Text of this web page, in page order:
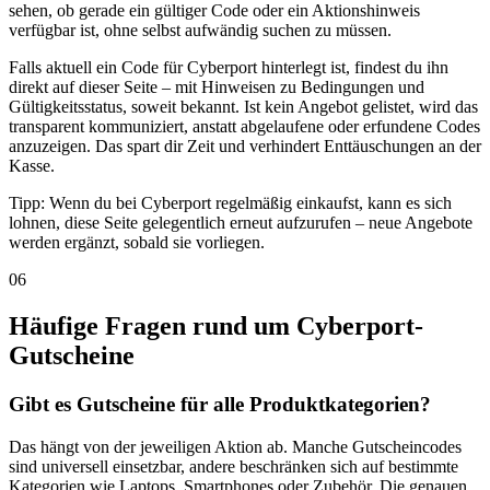
sehen, ob gerade ein gültiger Code oder ein Aktionshinweis
verfügbar ist, ohne selbst aufwändig suchen zu müssen.
Falls aktuell ein Code für Cyberport hinterlegt ist, findest du ihn
direkt auf dieser Seite – mit Hinweisen zu Bedingungen und
Gültigkeitsstatus, soweit bekannt. Ist kein Angebot gelistet, wird das
transparent kommuniziert, anstatt abgelaufene oder erfundene Codes
anzuzeigen. Das spart dir Zeit und verhindert Enttäuschungen an der
Kasse.
Tipp: Wenn du bei Cyberport regelmäßig einkaufst, kann es sich
lohnen, diese Seite gelegentlich erneut aufzurufen – neue Angebote
werden ergänzt, sobald sie vorliegen.
06
Häufige Fragen rund um Cyberport-
Gutscheine
Gibt es Gutscheine für alle Produktkategorien?
Das hängt von der jeweiligen Aktion ab. Manche Gutscheincodes
sind universell einsetzbar, andere beschränken sich auf bestimmte
Kategorien wie Laptops, Smartphones oder Zubehör. Die genauen